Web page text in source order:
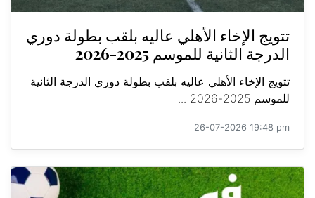
تتويج الإخاء الأهلي عاليه بلقب بطولة دوري
الدرجة الثانية للموسم 2025-2026
تتويج الإخاء الأهلي عاليه بلقب بطولة دوري الدرجة الثانية
للموسم 2025-2026 ...
26-07-2026 19:48 pm